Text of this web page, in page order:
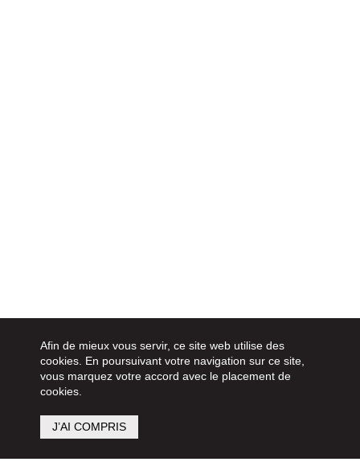
Afin de mieux vous servir, ce site web utilise des
cookies. En poursuivant votre navigation sur ce site,
vous marquez votre accord avec le placement de
cookies.
J’AI COMPRIS